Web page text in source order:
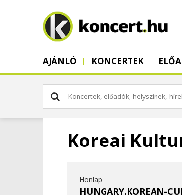
AJÁNLÓ KONCERTEK
Koreai
Honlap
HUNGARY.KOREAN-